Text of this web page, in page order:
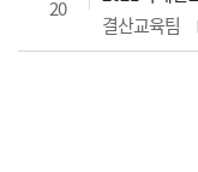
20
결산교육팀